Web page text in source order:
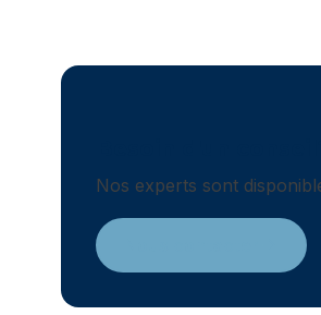
Nos experts sont